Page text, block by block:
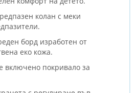
колан с меки
борд изработен от
еко кожа.
включено покривало за